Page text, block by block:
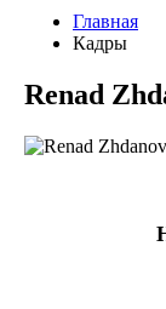
Главная
Кадры
Renad